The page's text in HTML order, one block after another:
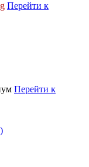
Перейти к
Перейти к